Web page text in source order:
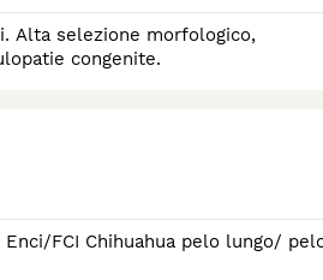
Alta selezione morfologico,
congenite.